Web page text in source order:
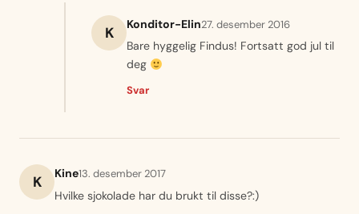
K Konditor-Elin27. desember 2016
Bare hyggelig Findus! Fortsatt god jul til
deg
Svar
K Kine13. desember 2017
Hvilke sjokolade har du brukt til disse?:)